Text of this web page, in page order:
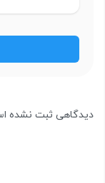
دیدگاهی ثبت نشده